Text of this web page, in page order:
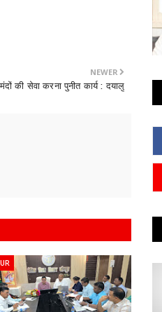
NEWER
की सेवा करना पुनीत कार्य : दयालु